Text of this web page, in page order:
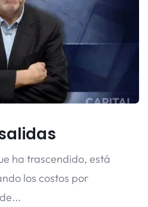
ha trascendido, está
los costos por